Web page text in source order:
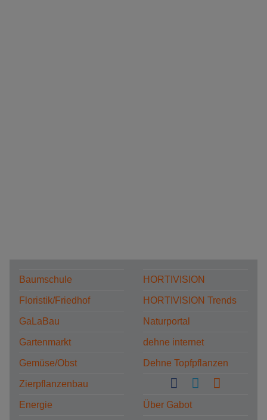
Baumschule
Floristik/Friedhof
GaLaBau
Gartenmarkt
Gemüse/Obst
Zierpflanzenbau
Energie
HORTIVISION
HORTIVISION Trends
Naturportal
dehne internet
Dehne Topfpflanzen
Über Gabot